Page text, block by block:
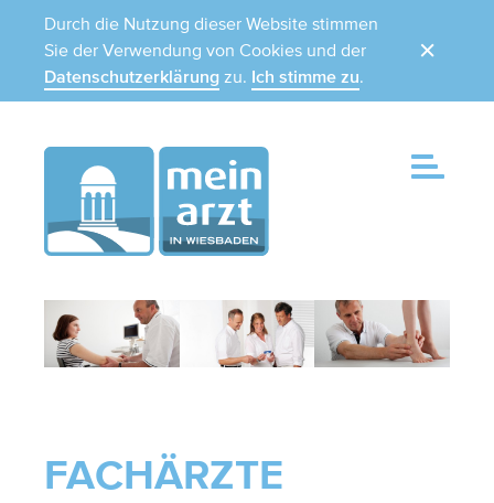
Durch die Nutzung dieser Website stimmen
Sie der Verwendung von Cookies und der
Datenschutzerklärung zu. Ich stimme zu.
FACHÄRZTE